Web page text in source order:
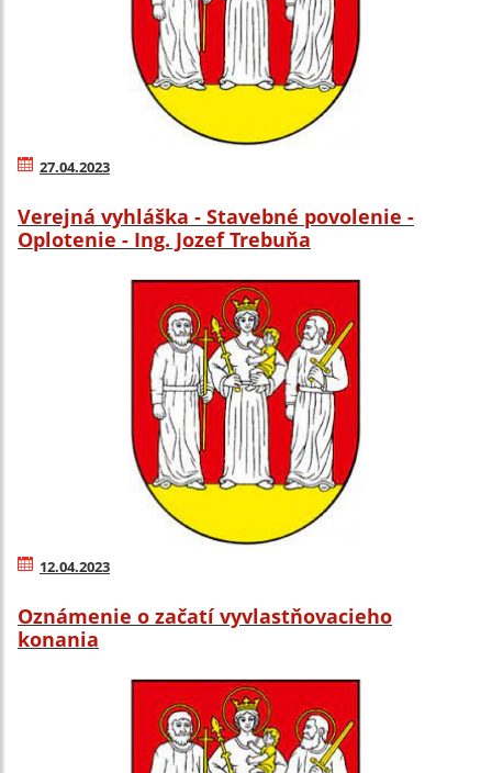
27.04.2023
Verejná vyhláška - Stavebné povolenie -
Oplotenie - Ing. Jozef Trebuňa
12.04.2023
Oznámenie o začatí vyvlastňovacieho
konania